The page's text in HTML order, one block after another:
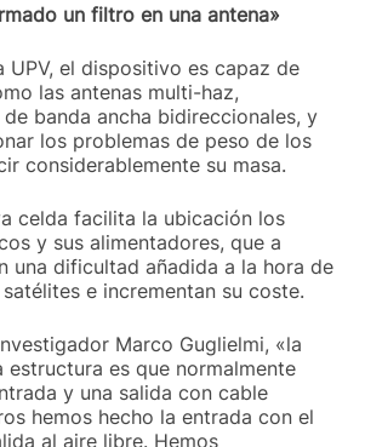
un filtro en una antena»
UPV, el dispositivo es capaz de
las antenas multi-haz,
banda ancha bidireccionales, y
los problemas de peso de los
considerablemente su masa.
celda facilita la ubicación los
y sus alimentadores, que a
una dificultad añadida a la hora de
e incrementan su coste.
Marco Guglielmi, «la
estructura es que normalmente
y una salida con cable
hemos hecho la entrada con el
al aire libre. Hemos